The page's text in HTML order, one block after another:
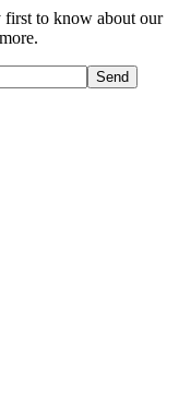
first to know about our
Send